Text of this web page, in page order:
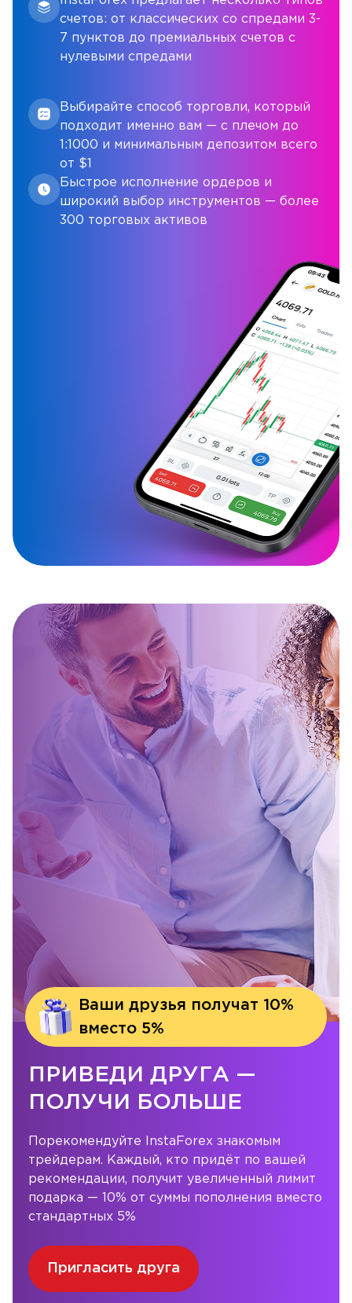
счетов: от классических со спредами 3-
7 пунктов до премиальных счетов с
нулевыми спредами
Выбирайте способ торговли, который
подходит именно вам — с плечом до
1:1000 и минимальным депозитом всего
от $1
Быстрое исполнение ордеров и
широкий выбор инструментов — более
300 торговых активов
ПРИВЕДИ ДРУГА —
ПОЛУЧИ БОЛЬШЕ
Порекомендуйте InstaForex знакомым
трейдерам. Каждый, кто придёт по вашей
рекомендации, получит увеличенный лимит
подарка — 10% от суммы пополнения вместо
стандартных 5%
Пригласить друга
Ваши друзья получат 10%
вместо 5%